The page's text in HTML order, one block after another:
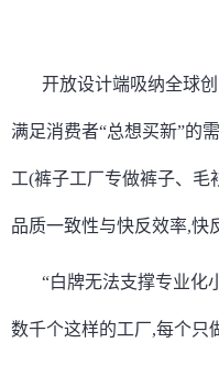
云杉战略
开放设计端吸纳全球
满足消费者“总想买新”的
工(裤子工厂专做裤子、毛
品质一致性与快反效率,快
“白牌无法支撑专业化
数千个这样的工厂,每个只